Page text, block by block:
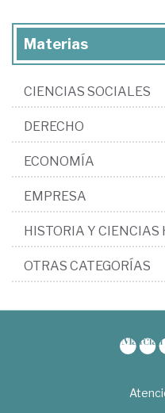
Materias
CIENCIAS SOCIALES
DERECHO
ECONOMÍA
EMPRESA
HISTORIA Y CIENCIAS
OTRAS CATEGORÍAS